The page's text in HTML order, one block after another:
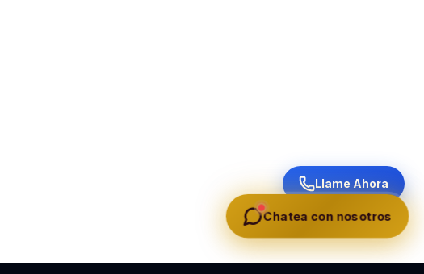
Llame Ahora
Chatea con nosotros